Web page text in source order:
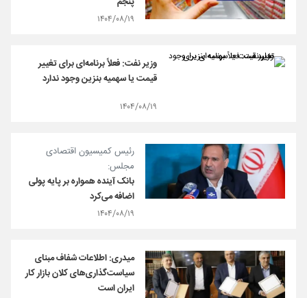
۱۴۰۴/۰۸/۱۹
وزیر نفت: فعلاً برنامه‌ای برای تغییر
قیمت یا سهمیه بنزین وجود ندارد
۱۴۰۴/۰۸/۱۹
رئیس کمیسیون اقتصادی
مجلس:
بانک آینده همواره بر پایه پولی
اضافه می‌کرد
۱۴۰۴/۰۸/۱۹
میدری: اطلاعات شفاف مبنای
سیاست‌گذاری‌های کلان بازار کار
ایران است